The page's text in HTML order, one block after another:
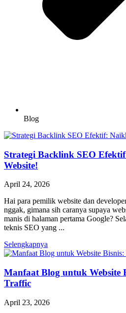
Blog
Strategi Backlink SEO
Website!
April 24, 2026
Hai para pemilik website dan
nggak, gimana sih caranya supaya
manis di halaman pertama Google?
teknis SEO yang ...
Selengkapnya
Manfaat Blog untuk Website
Traffic
April 23, 2026